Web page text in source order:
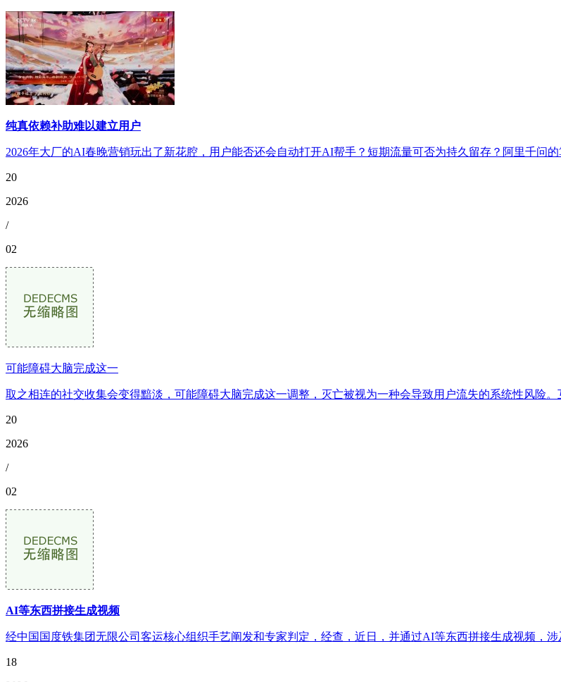
纯真依赖补助难以建立用户
2026年大厂的AI春晚营销玩出了新花腔，用户能否还会自动打开AI帮手？短期流量可否为持久留存？阿里千问
20
2026
/
02
可能障碍大脑完成这一
取之相连的社交收集会变得黯淡，可能障碍大脑完成这一调整，灭亡被视为一种会导致用户流失的系统性风险
20
2026
/
02
AI等东西拼接生成视频
经中国国度铁集团无限公司客运核心组织手艺阐发和专家判定，经查，近日，并通过AI等东西拼接生成视频，
18